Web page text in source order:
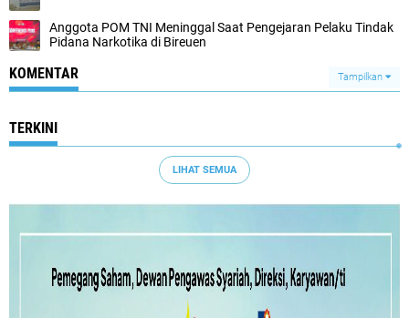
Anggota POM TNI Meninggal Saat Pengejaran Pelaku Tindak
Pidana Narkotika di Bireuen
KOMENTAR Tampilkan
TERKINI
LIHAT SEMUA